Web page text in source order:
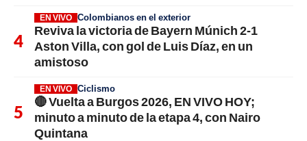
EN VIVO Colombianos en el exterior
Reviva la victoria de Bayern Múnich 2-1
Aston Villa, con gol de Luis Díaz, en un
amistoso
EN VIVO Ciclismo
🔴 Vuelta a Burgos 2026, EN VIVO HOY;
minuto a minuto de la etapa 4, con Nairo
Quintana